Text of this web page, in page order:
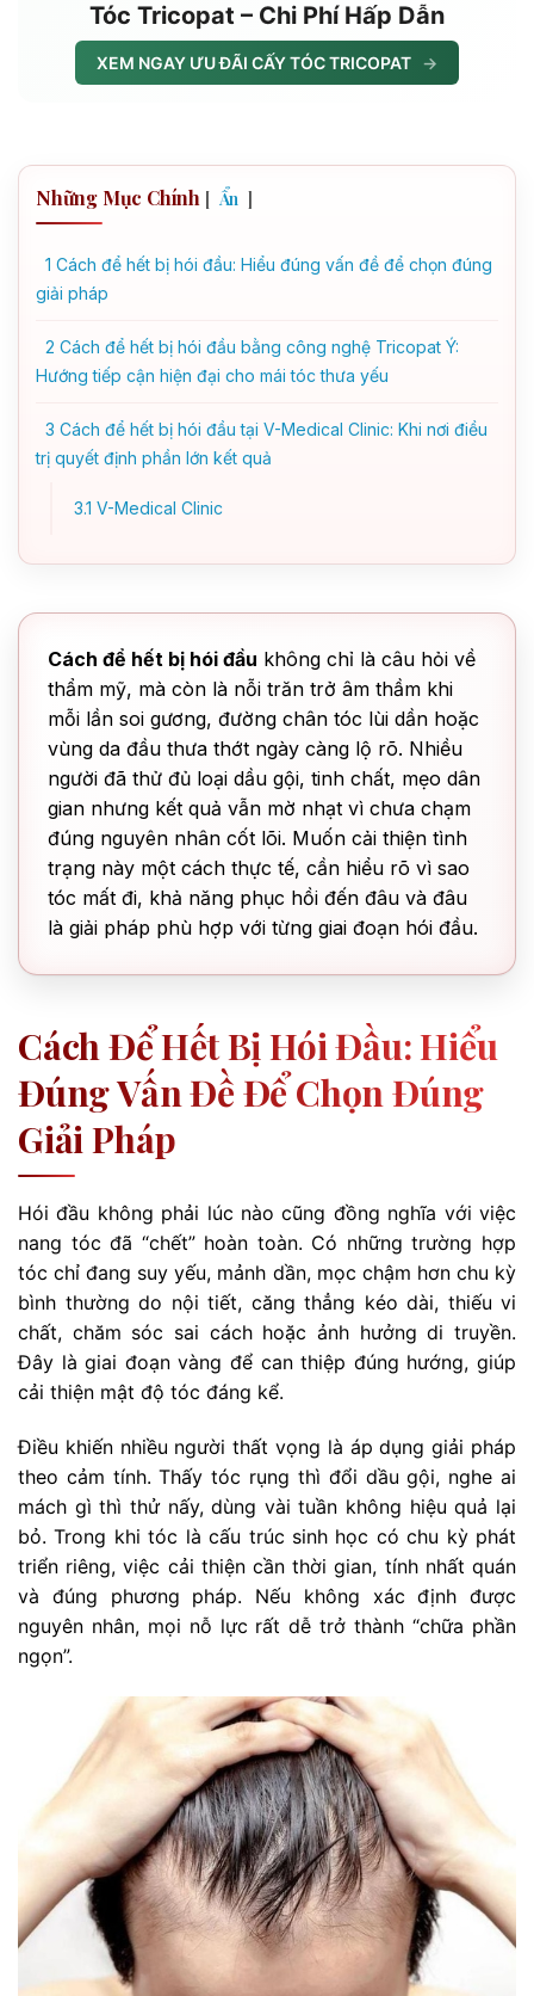
Tóc Tricopat – Chi Phí Hấp Dẫn
XEM NGAY ƯU ĐÃI CẤY TÓC TRICOPAT →
Những Mục Chính [ Ẩn ]
1 Cách để hết bị hói đầu: Hiểu đúng vấn đề để chọn đúng
giải pháp
2 Cách để hết bị hói đầu bằng công nghệ Tricopat Ý:
Hướng tiếp cận hiện đại cho mái tóc thưa yếu
3 Cách để hết bị hói đầu tại V-Medical Clinic: Khi nơi điều
trị quyết định phần lớn kết quả
3.1 V-Medical Clinic
Cách để hết bị hói đầu không chỉ là câu hỏi về
thẩm mỹ, mà còn là nỗi trăn trở âm thầm khi
mỗi lần soi gương, đường chân tóc lùi dần hoặc
vùng da đầu thưa thớt ngày càng lộ rõ. Nhiều
người đã thử đủ loại dầu gội, tinh chất, mẹo dân
gian nhưng kết quả vẫn mờ nhạt vì chưa chạm
đúng nguyên nhân cốt lõi. Muốn cải thiện tình
trạng này một cách thực tế, cần hiểu rõ vì sao
tóc mất đi, khả năng phục hồi đến đâu và đâu
là giải pháp phù hợp với từng giai đoạn hói đầu.
Cách Để Hết Bị Hói Đầu: Hiểu
Đúng Vấn Đề Để Chọn Đúng
Giải Pháp
Hói đầu không phải lúc nào cũng đồng nghĩa với việc
nang tóc đã “chết” hoàn toàn. Có những trường hợp
tóc chỉ đang suy yếu, mảnh dần, mọc chậm hơn chu kỳ
bình thường do nội tiết, căng thẳng kéo dài, thiếu vi
chất, chăm sóc sai cách hoặc ảnh hưởng di truyền.
Đây là giai đoạn vàng để can thiệp đúng hướng, giúp
cải thiện mật độ tóc đáng kể.
Điều khiến nhiều người thất vọng là áp dụng giải pháp
theo cảm tính. Thấy tóc rụng thì đổi dầu gội, nghe ai
mách gì thì thử nấy, dùng vài tuần không hiệu quả lại
bỏ. Trong khi tóc là cấu trúc sinh học có chu kỳ phát
triển riêng, việc cải thiện cần thời gian, tính nhất quán
và đúng phương pháp. Nếu không xác định được
nguyên nhân, mọi nỗ lực rất dễ trở thành “chữa phần
ngọn”.